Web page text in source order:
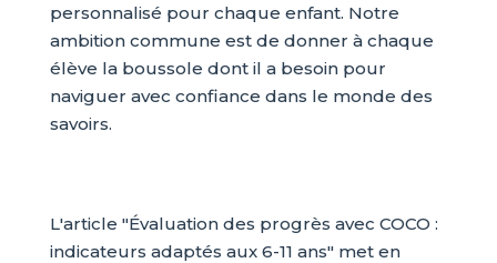
personnalisé pour chaque enfant. Notre
ambition commune est de donner à chaque
élève la boussole dont il a besoin pour
naviguer avec confiance dans le monde des
savoirs.
L'article "Évaluation des progrès avec COCO :
indicateurs adaptés aux 6-11 ans" met en